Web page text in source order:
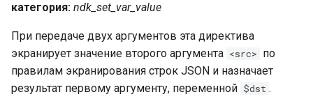
категория: ndk_set_var_value
При передаче двух аргументов эта директива
экранирует значение второго аргумента <src> по
правилам экранирования строк JSON и назначает
результат первому аргументу, переменной $dst .